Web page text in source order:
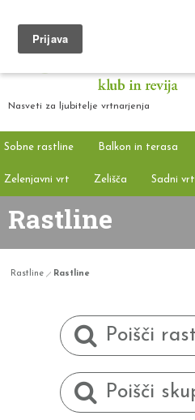
Nasveti za ljubitelje vrtnarjenja
Sobne rastline Balkon in terasa
Zelenjavni vrt Zelišča Sadni vrt
Rastline
Rastline Rastline